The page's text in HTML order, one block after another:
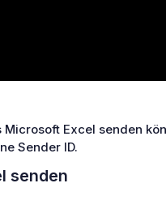
Microsoft Excel senden
Sender ID.
senden